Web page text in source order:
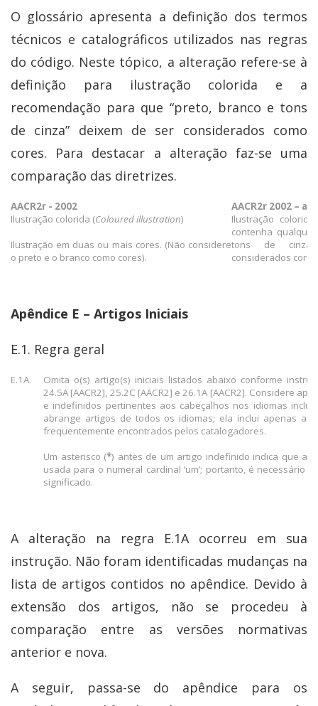
O glossário apresenta a definição dos termos
técnicos e catalográficos utilizados nas regras
do código. Neste tópico, a alteração refere-se à
definição para ilustração colorida e a
recomendação para que “preto, branco e tons
de cinza” deixem de ser considerados como
cores. Para destacar a alteração faz-se uma
comparação das diretrizes.
AACR2r - 2002
AACR2r 2002 –
Ilustração colorida (Coloured illustration)
Ilustração em duas ou mais cores. (Não considere
o preto e o branco como cores).
Ilustração
contenha
tons de
considerados
Apêndice E – Artigos Iniciais
E.1. Regra geral
E.1A.
Omita o(s) artigo(s) iniciais listados abaixo conforme
24.5A [AACR2], 25.2C [AACR2] e 26.1A [AACR2]. Considere
e indefinidos pertinentes aos cabeçalhos nos idiomas
abrange artigos de todos os idiomas; ela inclui apenas
frequentemente encontrados pelos catalogadores.
Um asterisco (*) antes de um artigo indefinido indica que a
usada para o numeral cardinal ‘um’; portanto, é necessário
significado.
A alteração na regra E.1A ocorreu em sua
instrução. Não foram identificadas mudanças na
lista de artigos contidos no apêndice. Devido à
extensão dos artigos, não se procedeu à
comparação entre as versões normativas
anterior e nova.
A seguir, passa-se do apêndice para os